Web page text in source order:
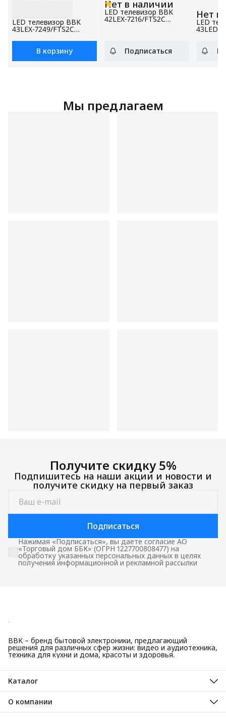
LED телевизор BBK
43LEX-7249/FTS2C
В корзину
Нет в наличии
LED телевизор BBK
42LEX-7216/FTS2C
Подписаться
Нет в
LED
43LED-
Мы предлагаем
Получите скидку 5%
Подпишитесь на наши акции и новости и
получите скидку на первый заказ
Подписаться
Нажимая «Подписаться», вы даете согласие АО
«Торговый дом ББК» (ОГРН 1227700808477) на
обработку указанных персональных данных в целях
получения информационной и рекламной рассылки
BBK – бренд бытовой электроники, предлагающий
решения для различных сфер жизни: видео и аудиотехника,
техника для кухни и дома, красоты и здоровья.
Каталог
Красота и здоровье
Техника для кухни
Техника для дома
О компании
О нас